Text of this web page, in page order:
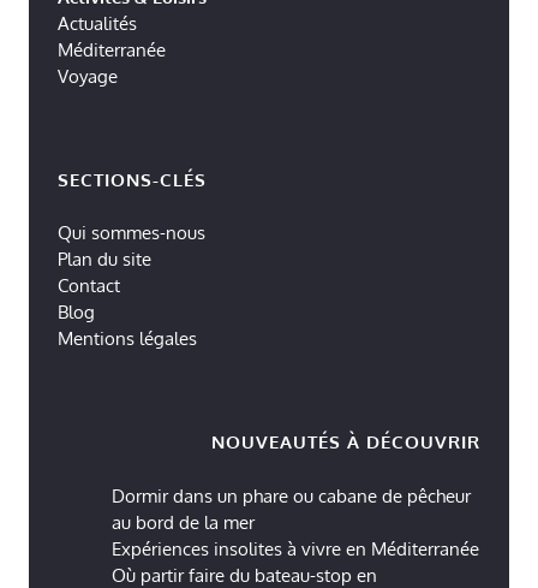
Actualités
Méditerranée
Voyage
SECTIONS-CLÉS
Qui sommes-nous
Plan du site
Contact
Blog
Mentions légales
NOUVEAUTÉS À DÉCOUVRIR
Dormir dans un phare ou cabane de pêcheur
au bord de la mer
Expériences insolites à vivre en Méditerranée
Où partir faire du bateau-stop en